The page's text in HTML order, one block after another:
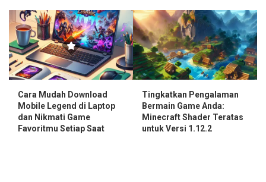
Cara Mudah Download
Mobile Legend di Laptop
dan Nikmati Game
Favoritmu Setiap Saat
Tingkatkan Pengalaman
Bermain Game Anda:
Minecraft Shader Teratas
untuk Versi 1.12.2